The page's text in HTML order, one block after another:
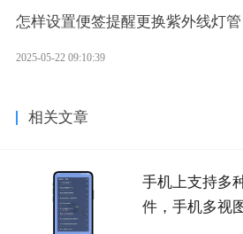
怎样设置便签提醒更换紫外线灯管
2025-05-22 09:10:39
相关文章
手机上支持多
件，手机多视